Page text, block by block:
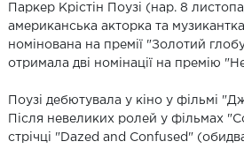
Паркер Крістін Поузі (нар. 8
американська акторка та
номінована на премії "Золотий
отримала дві номінації на премію
Поузі дебютувала у кіно у фільмі
Після невеликих ролей у фільмах
стрічці "Dazed and Confused"